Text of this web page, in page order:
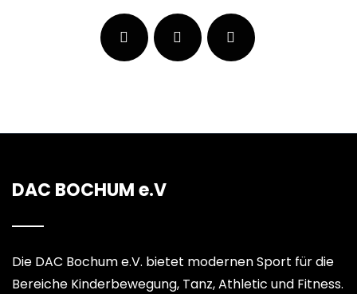
DAC BOCHUM e.V
Die DAC Bochum e.V. bietet modernen Sport für die
Bereiche Kinderbewegung, Tanz, Athletic und Fitness.